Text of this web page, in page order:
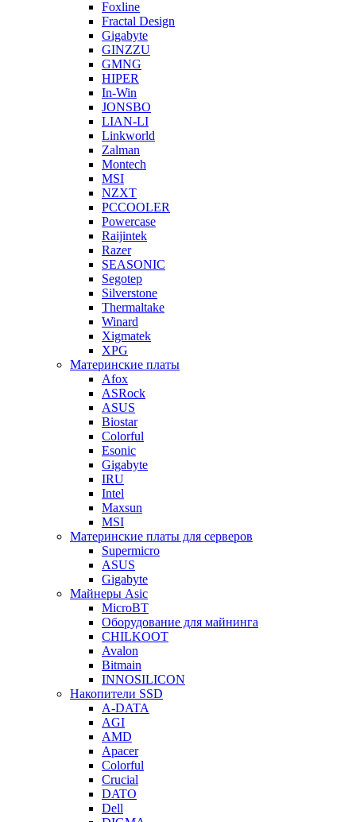
Foxline
Fractal Design
Gigabyte
GINZZU
GMNG
HIPER
In-Win
JONSBO
LIAN-LI
Linkworld
Zalman
Montech
MSI
NZXT
PCCOOLER
Powercase
Raijintek
Razer
SEASONIC
Segotep
Silverstone
Thermaltake
Winard
Xigmatek
XPG
Материнские платы
Afox
ASRock
ASUS
Biostar
Colorful
Esonic
Gigabyte
IRU
Intel
Maxsun
MSI
Материнские платы для серверов
Supermicro
ASUS
Gigabyte
Майнеры Asic
MicroBT
Оборудование для майнинга
CHILKOOT
Avalon
Bitmain
INNOSILICON
Накопители SSD
A-DATA
AGI
AMD
Apacer
Colorful
Crucial
DATO
Dell